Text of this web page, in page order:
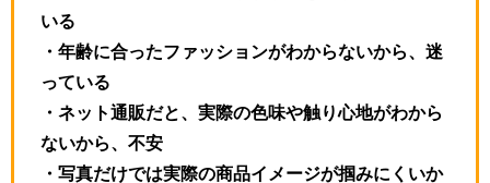
いる
・年齢に合ったファッションがわからないから、迷
っている
・ネット通販だと、実際の色味や触り心地がわから
ないから、不安
・写真だけでは実際の商品イメージが掴みにくいか